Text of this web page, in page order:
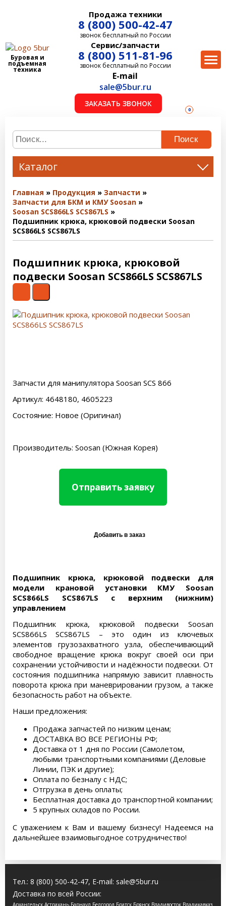
Буровая и
подъемная
техника
Продажа техники
8 (800) 500-42-47
звонок бесплатный по России
Сервис/запчасти
8 (800) 511-81-96
звонок бесплатный по России
E-mail
sale@5bur.ru
ЗАКАЗАТЬ ЗВОНОК
0
Поиск
Каталог
Главная Продукция
Запчасти
Запчасти для БКМ и КМУ Soosan
Soosan SCS866LS SCS867LS
Подшипник крюка, крюковой подвески Soosan
SCS866LS SCS867LS
Подшипник крюка, крюковой
подвески Soosan SCS866LS SCS867LS
Запчасти для манипулятора Soosan SCS 866
Артикул: 4648180, 4605223
Состояние: Новое (Оригинал)
Производитель: Soosan (Южная Корея)
Отправить заявку
Подшипник крюка, крюковой подвески для
модели крановой установки КМУ Soosan
SCS866LS SCS867LS с верхним (нижним)
управлением
Подшипник крюка, крюковой подвески Soosan
SCS866LS SCS867LS – это один из ключевых
элементов грузозахватного узла, обеспечивающий
свободное вращение крюка вокруг своей оси при
сохранении устойчивости и надёжности подвески. От
состояния подшипника напрямую зависит плавность
поворота крюка при маневрировании грузом, а также
безопасность работ на объекте.
Наши предложения:
Продажа запчастей по низким ценам;
ДОСТАВКА ВО ВСЕ РЕГИОНЫ РФ;
Доставка от 1 дня по России (Самолетом,
любыми транспортными компаниями (Деловые
Линии, ПЭК и другие);
Оплата по безналу с НДС;
Отгрузка в день оплаты;
Бесплатная доставка до транспортной компании;
5 крупных складов по России.
С уважением к Вам и вашему бизнесу! Надеемся на
дальнейшее взаимовыгодное сотрудничество!
Тел.: 8 (800) 500-42-47, E-mail: sale@5bur.ru
Доставка по всей России:
Архангельск Астрахань Барнаул Белгород Братск Брянск Владивосток Владикавказ